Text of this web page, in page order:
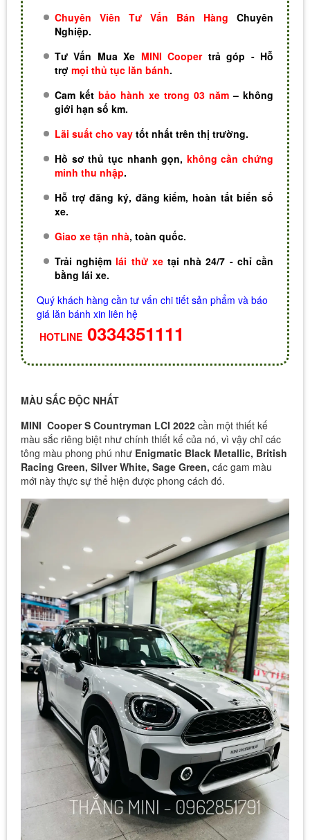
Chuyên Viên Tư Vấn Bán Hàng Chuyên
Nghiệp.
Tư Vấn Mua Xe MINI Cooper trả góp - Hỗ
trợ mọi thủ tục lăn bánh.
Cam kết bảo hành xe trong 03 năm – không
giới hạn số km.
Lãi suất cho vay tốt nhất trên thị trường.
Hồ sơ thủ tục nhanh gọn, không cần chứng
minh thu nhập.
Hỗ trợ đăng ký, đăng kiểm, hoàn tất biển số
xe.
Giao xe tận nhà, toàn quốc.
Trải nghiệm lái thử xetại nhà 24/7 - chỉ cần
bằng lái xe.
Quý khách hàng cần tư vấn chi tiết sản phẩm và báo
giá lăn bánh xin liên hệ
HOTLINE 0334351111
MÀU SẮC ĐỘC NHẤT
MINI Cooper S Countryman LCI 2022 cần một thiết kế
màu sắc riêng biệt như chính thiết kế của nó, vì vậy chỉ các
tông màu phong phú như Enigmatic Black Metallic, British
Racing Green, Silver White, Sage Green, các gam màu
mới này thực sự thể hiện được phong cách đó.